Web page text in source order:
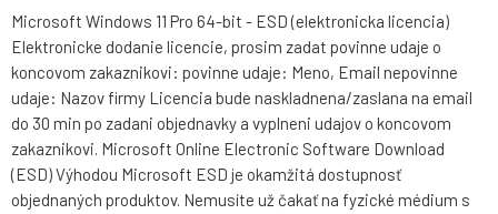
Microsoft Windows 11 Pro 64-bit - ESD (elektronicka licencia)
Elektronicke dodanie licencie, prosim zadat povinne udaje o
koncovom zakaznikovi: povinne udaje: Meno, Email nepovinne
udaje: Nazov firmy Licencia bude naskladnena/zaslana na email
do 30 min po zadani objednavky a vyplneni udajov o koncovom
zakaznikovi. Microsoft Online Electronic Software Download
(ESD) Výhodou Microsoft ESD je okamžitá dostupnosť
objednaných produktov. Nemusíte už čakať na fyzické médium s